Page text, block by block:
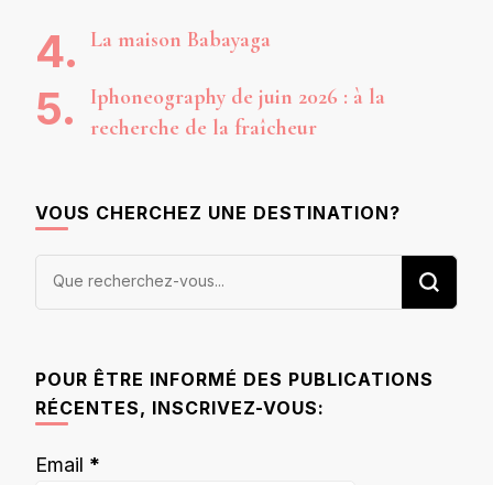
La maison Babayaga
Iphoneography de juin 2026 : à la
recherche de la fraîcheur
VOUS CHERCHEZ UNE DESTINATION?
Vous
POUR ÊTRE INFORMÉ DES PUBLICATIONS
RÉCENTES, INSCRIVEZ-VOUS:
Email *